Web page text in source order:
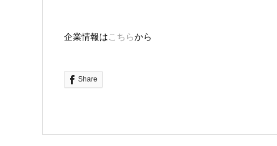
企業情報はこちらから
Share